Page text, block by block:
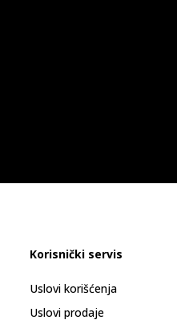
Korisnički servis
Uslovi korišćenja
Uslovi prodaje